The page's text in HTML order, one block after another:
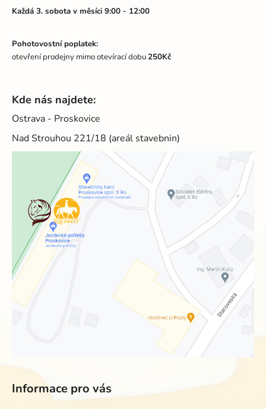
Každá 3. sobota v měsíci 9:00 - 12:00
Pohotovostní poplatek:
otevření prodejny mimo otevírací dobu250Kč
Kde nás najdete:
Ostrava - Proskovice
Nad Strouhou 221/18 (areál stavebnin)
Informace pro vás